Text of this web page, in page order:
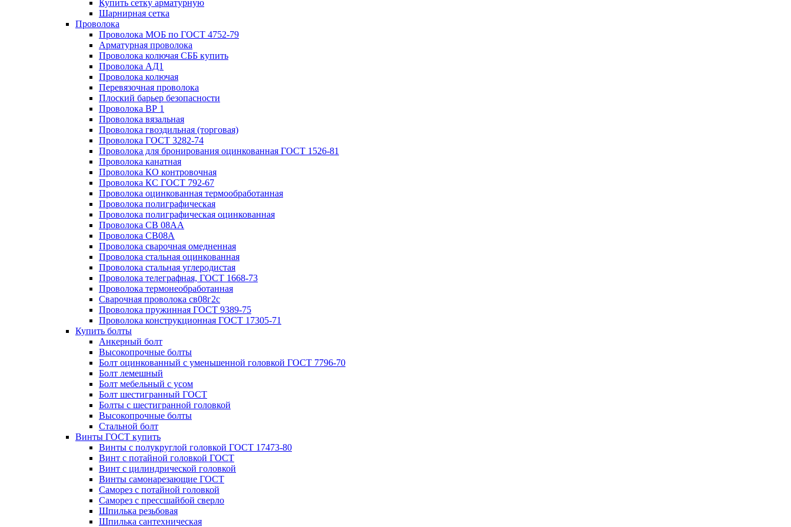
Купить сетку арматурную
Шарнирная сетка
Проволока
Проволока МОБ по ГОСТ 4752-79
Арматурная проволока
Проволока колючая СББ купить
Проволока АД1
Проволока колючая
Перевязочная проволока
Плоский барьер безопасности
Проволока ВР 1
Проволока вязальная
Проволока гвоздильная (торговая)
Проволока ГОСТ 3282-74
Проволока для бронирования оцинкованная ГОСТ 1526-81
Проволока канатная
Проволока КО контровочная
Проволока КС ГОСТ 792-67
Проволока оцинкованная термообработанная
Проволока полиграфическая
Проволока полиграфическая оцинкованная
Проволока СВ 08АА
Проволока СВ08А
Проволока сварочная омедненная
Проволока стальная оцинкованная
Проволока стальная углеродистая
Проволока телеграфная, ГОСТ 1668-73
Проволока термонеобработанная
Сварочная проволока св08г2с
Проволока пружинная ГОСТ 9389-75
Проволока конструкционная ГОСТ 17305-71
Купить болты
Анкерный болт
Высокопрочные болты
Болт оцинкованный с уменьшенной головкой ГОСТ 7796-70
Болт лемешный
Болт мебельный с усом
Болт шестигранный ГОСТ
Болты с шестигранной головкой
Высокопрочные болты
Стальной болт
Винты ГОСТ купить
Винты с полукруглой головкой ГОСТ 17473-80
Винт с потайной головкой ГОСТ
Винт с цилиндрической головкой
Винты самонарезающие ГОСТ
Саморез с потайной головкой
Саморез с прессшайбой сверло
Шпилька резьбовая
Шпилька сантехническая